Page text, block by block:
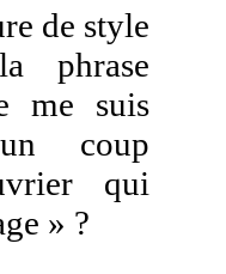
de style
phrase
me suis
coup
qui
» ?